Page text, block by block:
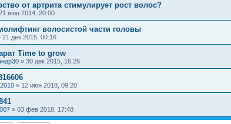
от артрита стимулирует рост волос?
июн 2014, 20:00
волосистой части головы
21 дек 2015, 00:16
Time to grow
» 30 дек 2015, 16:26
» 12 июн 2018, 09:20
» 03 фев 2018, 17:48